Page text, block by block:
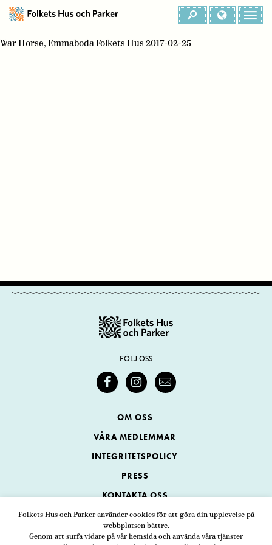
Folkets Hus och Parker använder cookies för att göra din upplevelse på
webbplatsen bättre.
Genom att surfa vidare på vår hemsida och använda våra tjänster
War Horse, Emmaboda Folkets Hus 2017-02-25
FÖLJ OSS
OM OSS
VÅRA MEDLEMMAR
INTEGRITETSPOLICY
PRESS
KONTAKTA OSS
Folkets Hus och Parker